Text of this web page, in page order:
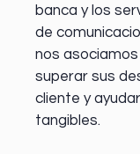
banca y los
de
nos
superar sus
cliente y
tangibles.